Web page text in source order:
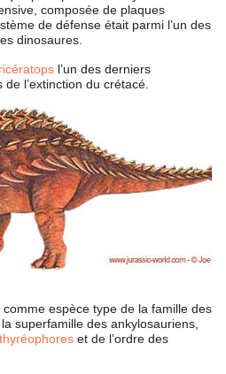
composée de plaques
de défense était parmi l’un des
dinosaures.
l’un des derniers
l’extinction du crétacé.
comme espèce type de la famille des
superfamille des ankylosauriens,
thyréophores et de l’ordre des